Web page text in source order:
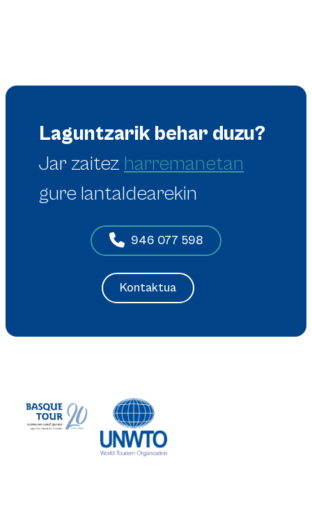
Laguntzarik behar duzu?
Jar zaitez harremanetan
gure lantaldearekin
946 077 598
Kontaktua